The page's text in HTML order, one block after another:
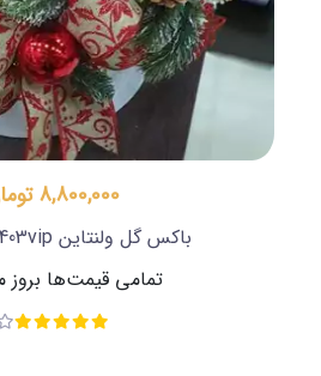
8,800,000 تومان
باکس گل ولنتاین 1403vip
تمامی قیمت‌ها بروز